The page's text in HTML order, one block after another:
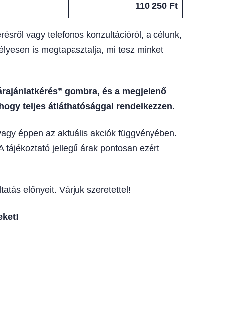
110 250 Ft
vagy telefonos konzultációról, a célunk,
is megtapasztalja, mi tesz minket
gombra, és a megjelenő
teljes átláthatósággal rendelkezzen.
éppen az aktuális akciók függvényében.
tájékoztató jellegű árak pontosan ezért
előnyeit. Várjuk szeretettel!